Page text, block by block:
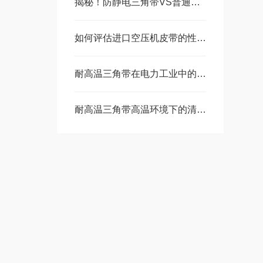
揭秘！防静电三角带VS普通三角带的隐藏较量，你选对了吗？
如何评估进口空压机皮带的性能指标？
耐高温三角带在电力工业中的关键应用与发展前景
耐高温三角带高温环境下的清洁、检查与更换周期